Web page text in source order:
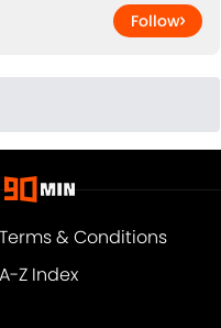
Follow
Terms & Conditions